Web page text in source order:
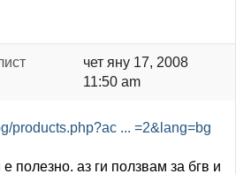
чет яну 17, 2008
11:50 am
products.php?ac ... =2&lang=bg
полезно. аз ги ползвам за бгв и